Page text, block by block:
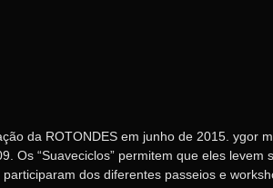
da ROTONDES em junho de 2015. ygor
Os “Suaveciclos” permitem que eles levem
dos diferentes passeios e